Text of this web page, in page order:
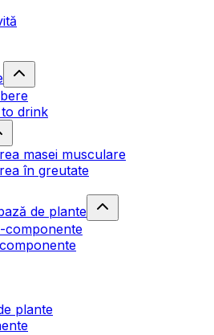
drink
masei musculare
în greutate
de plante
componente
plante